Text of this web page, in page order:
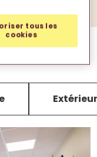
Extérieur
tous les
cookies